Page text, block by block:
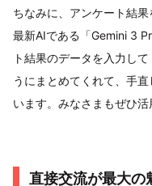
ちなみに、アンケート結
最新AIである「Gemini 3
ト結果のデータを入力し
うにまとめてくれて、手
います。みなさまもぜひ活
直接交流が最大の